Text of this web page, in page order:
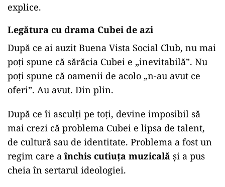
explice.
Legătura cu drama Cubei de azi
După ce ai auzit Buena Vista Social Club, nu mai
poți spune că sărăcia Cubei e „inevitabilă”. Nu
poți spune că oamenii de acolo „n-au avut ce
oferi”. Au avut. Din plin.
După ce îi asculți pe toți, devine imposibil să
mai crezi că problema Cubei e lipsa de talent,
de cultură sau de identitate. Problema a fost un
regim care a închis cutiuța muzicală și a pus
cheia în sertarul ideologiei.